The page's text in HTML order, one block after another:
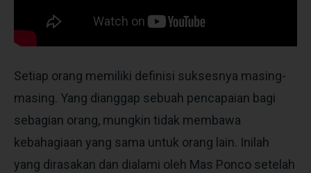
Setiap orang memiliki definisi suksesnya masing-
masing. Yang dianggap sebuah pencapaian bagi
sebagian orang, mungkin tidak membawa
kebahagiaan yang sama untuk orang lain. Inilah
yang dirasakan dan dialami oleh Mas Ponco setelah